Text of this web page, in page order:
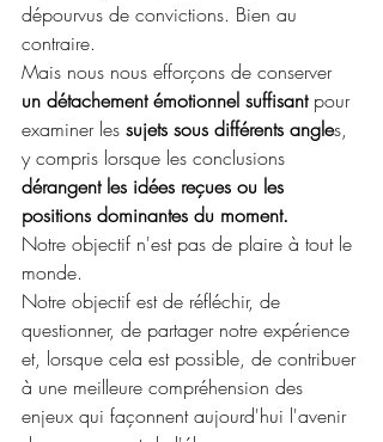
dépourvus de convictions. Bien au
contraire.
Mais nous nous efforçons de conserver
un détachement émotionnel suffisant pour
examiner les sujets sous différents angles,
y compris lorsque les conclusions
dérangent les idées reçues ou les
positions dominantes du moment.
Notre objectif n'est pas de plaire à tout le
monde.
Notre objectif est de réfléchir, de
questionner, de partager notre expérience
et, lorsque cela est possible, de contribuer
à une meilleure compréhension des
enjeux qui façonnent aujourd'hui l'avenir